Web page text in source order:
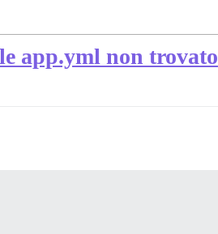
app.yml non trovato